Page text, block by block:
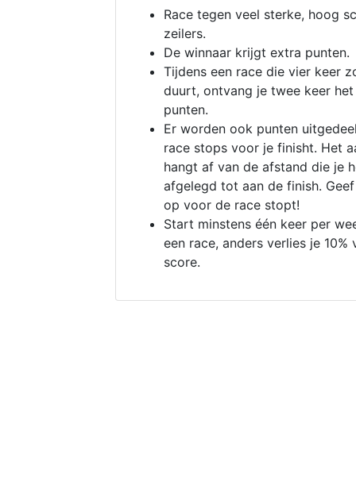
Race tegen veel sterke, hoog
zeilers.
De winnaar krijgt extra punten.
Tijdens een race die vier keer
duurt, ontvang je twee keer
punten.
Er worden ook punten
race stops voor je finisht. Het
hangt af van de afstand die je
afgelegd tot aan de finish.
op voor de race stopt!
Start minstens één keer per
een race, anders verlies je 10%
score.